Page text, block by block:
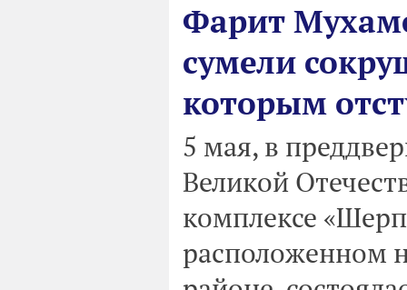
Фарит
сумели
которым
5 мая, в
Великой
комплексе
расположенном